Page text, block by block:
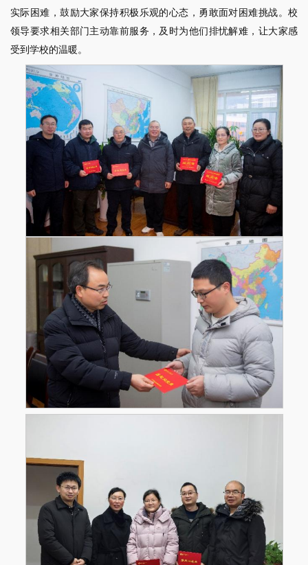
实际困难，鼓励大家保持积极乐观的心态，勇敢面对困难挑战。校
领导要求相关部门主动靠前服务，及时为他们排忧解难，让大家感
受到学校的温暖。